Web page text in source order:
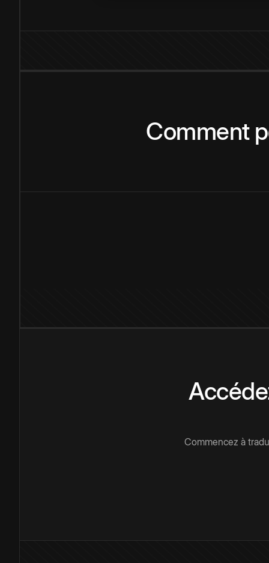
Comment
Commencez à